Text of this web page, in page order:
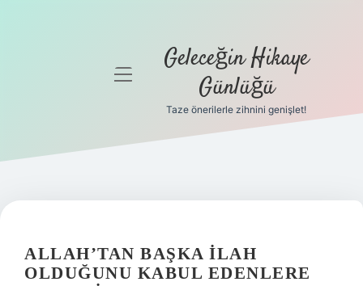
Gizlilik
Hakkımızda
menüyü Geleceğin Hikaye
Günlüğü
Taze önerilerle zihnini genişlet!
ALLAH’TAN BAŞKA ILAH
OLDUĞUNU KABUL EDENLERE